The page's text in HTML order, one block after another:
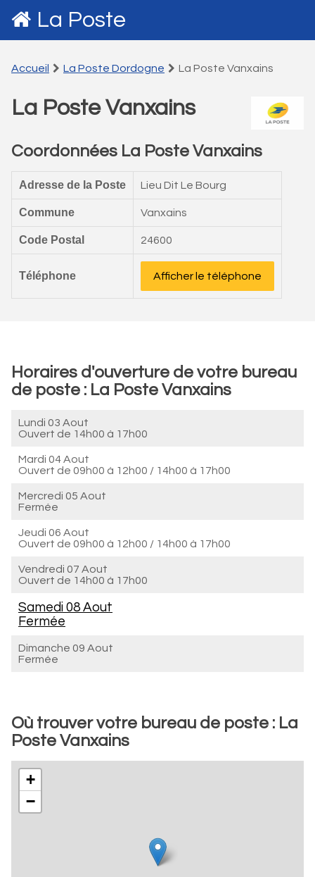
La Poste
Accueil La Poste Dordogne La Poste Vanxains
La Poste Vanxains
Coordonnées La Poste Vanxains
Adresse de la Poste Lieu Dit Le Bourg
Commune Vanxains
Code Postal 24600
Téléphone Afficher le téléphone
Horaires d'ouverture de votre bureau
de poste : La Poste Vanxains
Lundi 03 Aout
Ouvert de 14h00 à 17h00
Mardi 04 Aout
Ouvert de 09h00 à 12h00 / 14h00 à 17h00
Mercredi 05 Aout
Fermée
Jeudi 06 Aout
Ouvert de 09h00 à 12h00 / 14h00 à 17h00
Vendredi 07 Aout
Ouvert de 14h00 à 17h00
Samedi 08 Aout
Fermée
Dimanche 09 Aout
Fermée
Où trouver votre bureau de poste : La
Poste Vanxains
+
−